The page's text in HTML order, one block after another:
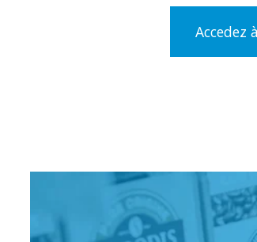
Accedez